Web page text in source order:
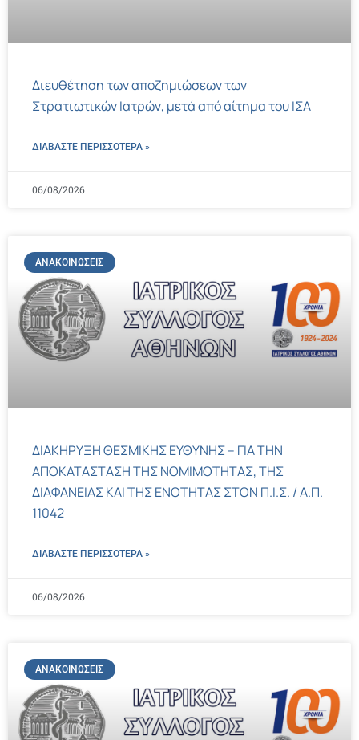
Διευθέτηση των αποζημιώσεων των
Στρατιωτικών Ιατρών, μετά από αίτημα του ΙΣΑ
ΔΙΑΒΑΣΤΕ ΠΕΡΙΣΣΌΤΕΡΑ »
06/08/2026
ΑΝΑΚΟΙΝΏΣΕΙΣ
ΔΙΑΚΗΡΥΞΗ ΘΕΣΜΙΚΗΣ ΕΥΘΥΝΗΣ – ΓΙΑ ΤΗΝ
ΑΠΟΚΑΤΑΣΤΑΣΗ ΤΗΣ ΝΟΜΙΜΟΤΗΤΑΣ, ΤΗΣ
ΔΙΑΦΑΝΕΙΑΣ ΚΑΙ ΤΗΣ ΕΝΟΤΗΤΑΣ ΣΤΟΝ Π.Ι.Σ. / Α.Π.
11042
ΔΙΑΒΑΣΤΕ ΠΕΡΙΣΣΌΤΕΡΑ »
06/08/2026
ΑΝΑΚΟΙΝΏΣΕΙΣ